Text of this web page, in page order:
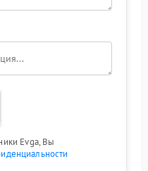
Evga, Вы